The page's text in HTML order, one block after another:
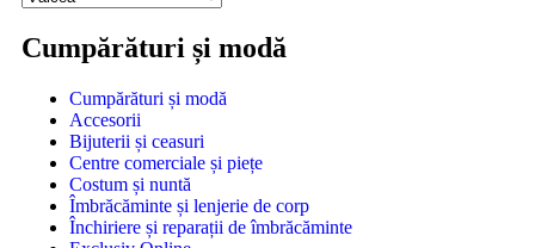
Cumpărături și modă
Cumpărături și modă
Accesorii
Bijuterii și ceasuri
Centre comerciale și piețe
Costum și nuntă
Îmbrăcăminte și lenjerie de corp
Închiriere și reparații de îmbrăcăminte